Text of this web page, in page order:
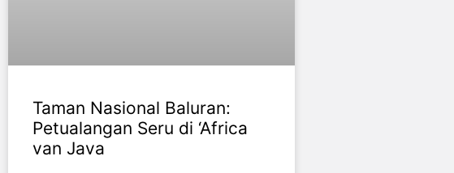
Taman Nasional Baluran:
Petualangan Seru di ‘Africa
van Java